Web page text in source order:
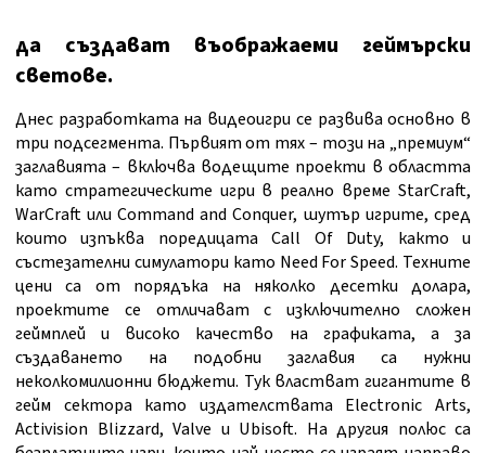
да създават въображаеми геймърски
светове.
Днес разработката на видеоигри се развива основно в
три подсегмента. Първият от тях – този на „премиум“
заглавията – включва водещите проекти в областта
като стратегическите игри в реално време StarCraft,
WarCraft или Command and Conquer, шутър игрите, сред
които изпъква поредицата Call Of Duty, както и
състезателни симулатори като Need For Speed. Техните
цени са от порядъка на няколко десетки долара,
проектите се отличават с изключително сложен
геймплей и високо качество на графиката, а за
създаването на подобни заглавия са нужни
неколкомилионни бюджети. Тук властват гигантите в
гейм сектора като издателствата Electronic Arts,
Activision Blizzard, Valve и Ubisoft. На другия полюс са